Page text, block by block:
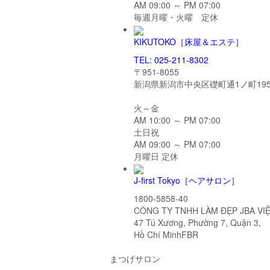
AM 09:00 ～ PM 07:00
毎週月曜・火曜 定休
KIKUTOKO ［床屋＆エステ］
TEL: 025-211-8302
〒951-8055
新潟県新潟市中央区礎町通1ノ町
火～金
AM 10:00 ～ PM 07:00
土日祝
AM 09:00 ～ PM 07:00
月曜日 定休
J-first Tokyo ［ヘアサロン］
1800-5858-40
CÔNG TY TNHH LÀM ĐẸP JBA
47 Tú Xương, Phường 7, Quận 3,
Hồ Chí MinhFBR
まつげサロン